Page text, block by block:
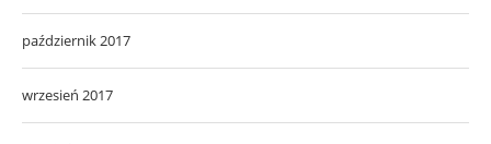
październik 2017
wrzesień 2017